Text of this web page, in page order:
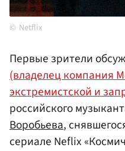
Netflix
Первые зрители
(владелец компания
экстремистской и
российского
Воробьева,
сериале Neflix